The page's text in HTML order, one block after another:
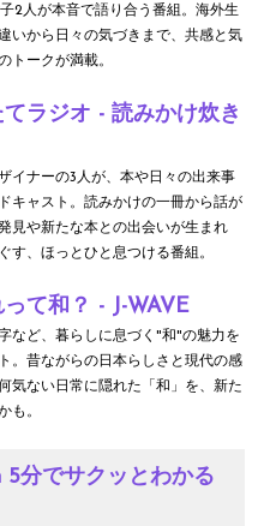
2人が本音で語り合う番組。海外生
いから日々の気づきまで、共感と気
トークが満載。
ラジオ - 読みかけ炊き
イナーの3人が、本や日々の出来事
キャスト。読みかけの一冊から話が
見や新たな本との出会いが生まれ
す、ほっとひと息つける番組。
て和？ - J-WAVE
など、暮らしに息づく"和"の魅力を
。昔ながらの日本らしさと現代の感
気ない日常に隠れた「和」を、新た
も。
5分でサクッとわかる